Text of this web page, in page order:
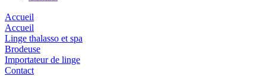
Accueil
Accueil
Linge thalasso et spa
Brodeuse
Importateur de linge
Contact